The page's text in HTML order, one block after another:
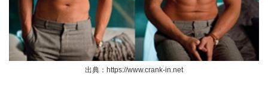
出典：https://www.crank-in.net